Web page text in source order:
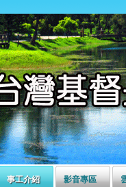
事工介紹 影音專區